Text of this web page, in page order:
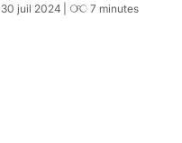
30 juil 2024 7 minutes